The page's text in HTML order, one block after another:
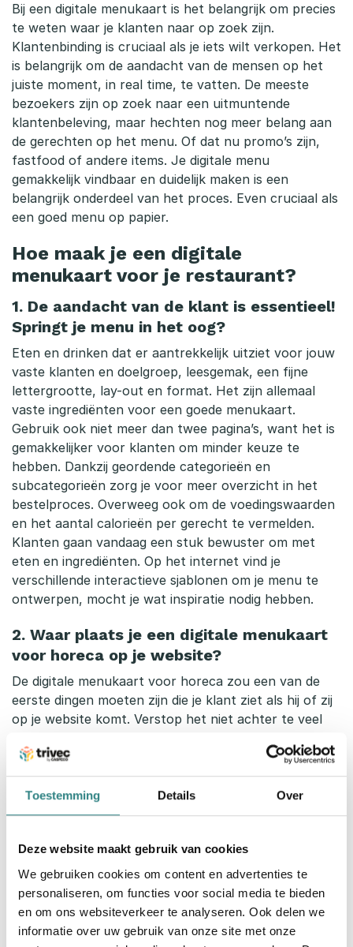
Toestemming Details Over
Deze website maakt gebruik van cookies
We gebruiken cookies om content en advertenties te
personaliseren, om functies voor social media te bieden
en om ons websiteverkeer te analyseren. Ook delen we
informatie over uw gebruik van onze site met onze
o
r
h
o
r
e
c
a
Bij een digitale menukaart is het belangrijk om precies
te weten waar je klanten naar op zoek zijn.
Klantenbinding is cruciaal als je iets wilt verkopen. Het
is belangrijk om de aandacht van de mensen op het
juiste moment, in real time, te vatten. De meeste
bezoekers zijn op zoek naar een uitmuntende
klantenbeleving, maar hechten nog meer belang aan
de gerechten op het menu. Of dat nu promo’s zijn,
fastfood of andere items. Je digitale menu
gemakkelijk vindbaar en duidelijk maken is een
belangrijk onderdeel van het proces. Even cruciaal als
een goed menu op papier.
Hoe maak je een digitale
menukaart voor je restaurant?
1. De aandacht van de klant is essentieel!
Springt je menu in het oog?
Eten en drinken dat er aantrekkelijk uitziet voor jouw
vaste klanten en doelgroep, leesgemak, een fijne
lettergrootte, lay-out en format. Het zijn allemaal
vaste ingrediënten voor een goede menukaart.
Gebruik ook niet meer dan twee pagina’s, want het is
gemakkelijker voor klanten om minder keuze te
hebben. Dankzij geordende categorieën en
subcategorieën zorg je voor meer overzicht in het
bestelproces. Overweeg ook om de voedingswaarden
en het aantal calorieën per gerecht te vermelden.
Klanten gaan vandaag een stuk bewuster om met
eten en ingrediënten. Op het internet vind je
verschillende interactieve sjablonen om je menu te
ontwerpen, mocht je wat inspiratie nodig hebben.
2. Waar plaats je een digitale menukaart
voor horeca op je website?
De digitale menukaart voor horeca zou een van de
eerste dingen moeten zijn die je klant ziet als hij of zij
op je website komt. Verstop het niet achter te veel
Wees trots op je aanbod en gebruik je menu om al dat
lekkere eten in de schijnwerpers te zetten.
Gebruik hiervoor geen downloadbare pdf, want
browser worden gestuurd. Zo wordt deze potentiële
klant weggeleid van je hoofdwebsite en riskeer je hem
kwijt te raken. Houd je klanten bij je, zodat ze sneller
een tafel kunnen reserveren en je kunnen
contacteren voor meer informatie. Op smartphones
is het downloaden van pdf’s nog minder aangeraden,